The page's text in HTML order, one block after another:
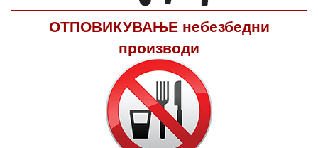
ОТПОВИКУВАЊЕ небезбедни
производи